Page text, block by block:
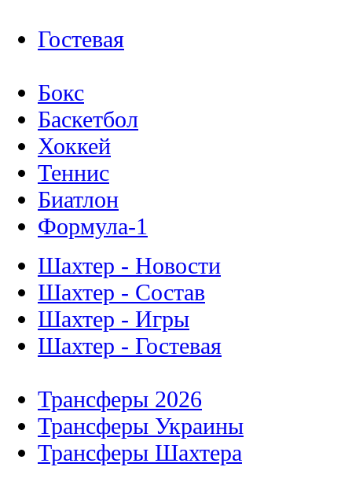
Гостевая
Бокс
Баскетбол
Хоккей
Теннис
Биатлон
Формула-1
Шахтер - Новости
Шахтер - Состав
Шахтер - Игры
Шахтер - Гостевая
Трансферы 2026
Трансферы Украины
Трансферы Шахтера